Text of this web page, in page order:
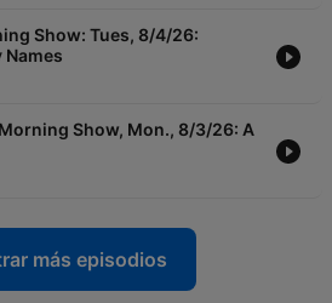
Show: Tues, 8/4/26:
Names
Show, Mon., 8/3/26: A
más episodios